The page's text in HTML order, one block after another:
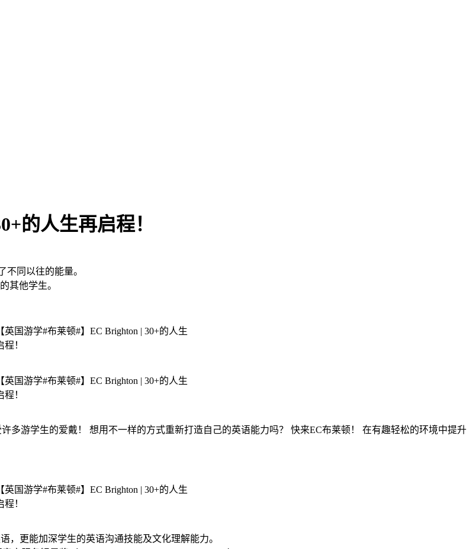
的人生再启程！
不同以往的能量。
其他学生。
多游学生的爱戴！ 想用不一样的方式重新打造自己的英语能力吗？ 快来EC布莱顿！ 在有趣轻松的环境中提升
，更能加深学生的英语沟通技能及文化理解能力。